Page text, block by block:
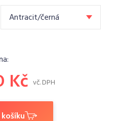
Antracit/černá
Kč vč. DPH